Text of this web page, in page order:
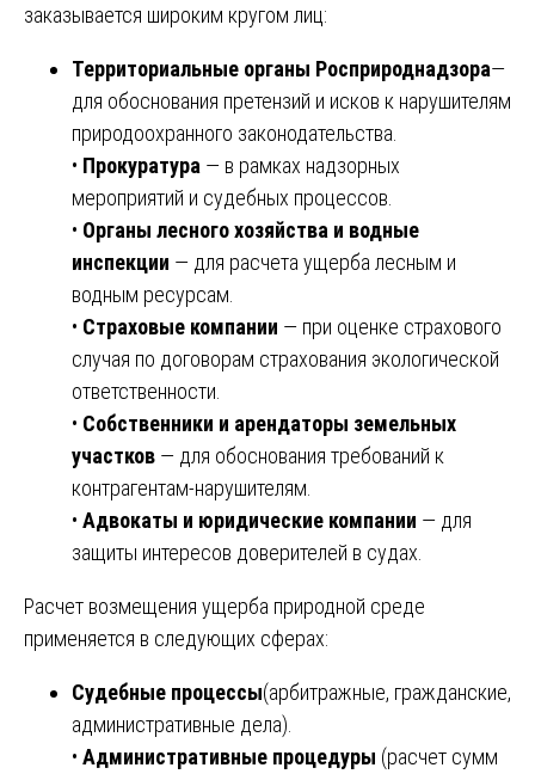
заказывается широким кругом лиц:
Территориальные органы Росприроднадзора—
для обоснования претензий и исков к нарушителям
природоохранного законодательства.
• Прокуратура — в рамках надзорных
мероприятий и судебных процессов.
• Органы лесного хозяйства и водные
инспекции — для расчета ущерба лесным и
водным ресурсам.
• Страховые компании — при оценке страхового
случая по договорам страхования экологической
ответственности.
• Собственники и арендаторы земельных
участков — для обоснования требований к
контрагентам-нарушителям.
• Адвокаты и юридические компании — для
защиты интересов доверителей в судах.
Расчет возмещения ущерба природной среде
применяется в следующих сферах:
Судебные процессы(арбитражные, гражданские,
административные дела).
• Административные процедуры (расчет сумм